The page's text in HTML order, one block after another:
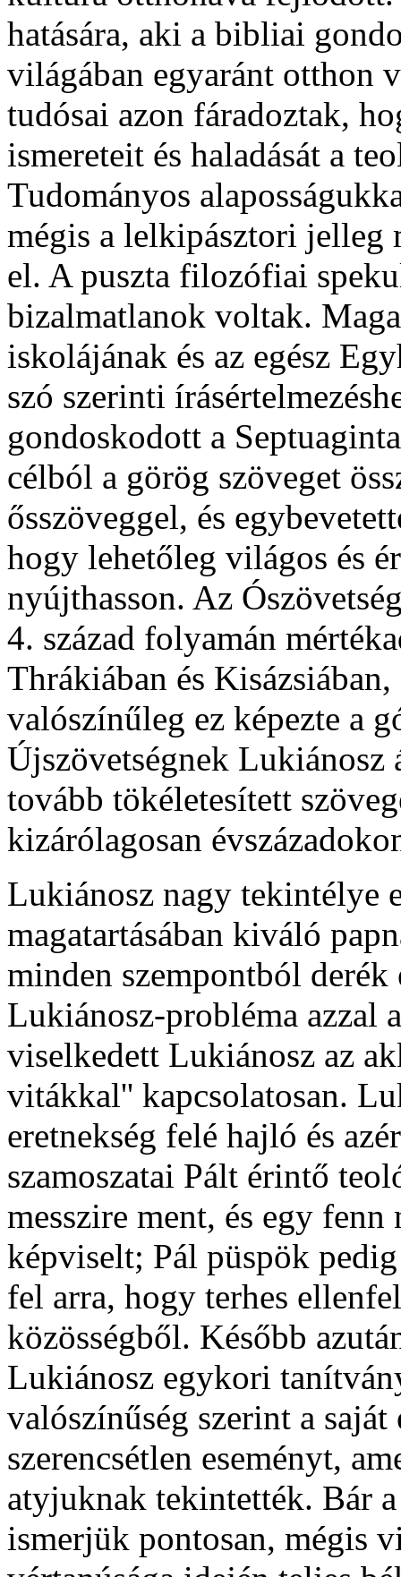
hatására, aki a bibliai
világában egyaránt otthon
tudósai azon fáradoztak,
ismereteit és haladását a
Tudományos
mégis a lelkipásztori jelleg
el. A puszta filozófiai
bizalmatlanok voltak.
iskolájának és az egész
szó szerinti
gondoskodott a
célból a görög szöveget
ősszöveggel, és
hogy lehetőleg világos és
nyújthasson. Az
4. század folyamán
Thrákiában és
valószínűleg ez képezte a
Újszövetségnek
tovább tökéletesített
kizárólagosan
Lukiánosz nagy tekintélye
magatartásában kiváló
minden szempontból
Lukiánosz-probléma azzal
viselkedett Lukiánosz az
vitákkal'' kapcsolatosan.
eretnekség felé hajló és
szamoszatai Pált érintő
messzire ment, és egy
képviselt; Pál püspök
fel arra, hogy terhes
közösségből. Később
Lukiánosz egykori
valószínűség szerint a
szerencsétlen eseményt,
atyjuknak tekintették. Bár
ismerjük pontosan, mégis